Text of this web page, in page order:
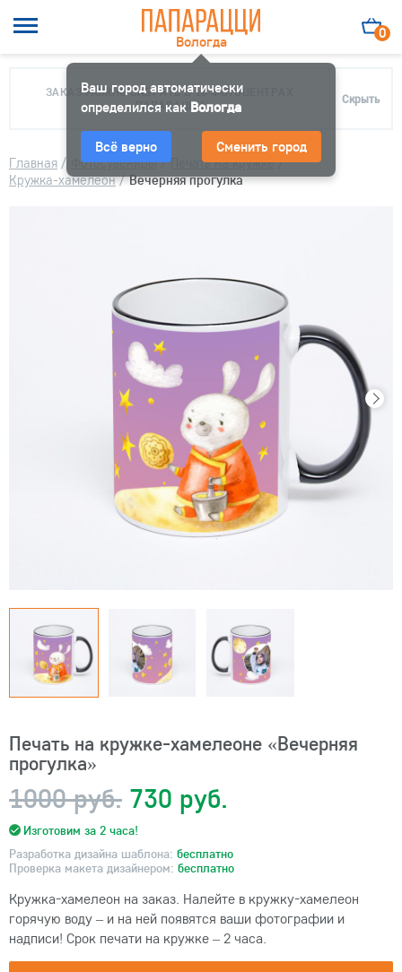
Вологда
Ваш город автоматически
определился как Вологда
Всё верно Сменить город
0
ЗАКАЗ МОЖНО ЗАБРАТЬ В 10 ФОТОЦЕНТРАХ
ПАПАРАЦЦИ
Скрыть
Главная / Фотосувениры/ Печать на кружке/
Кружка-хамелеон/ Вечерняя прогулка
Печать на кружке-хамелеоне «Вечерняя
прогулка»
1000 руб. 730 руб.
Изготовим за 2 часа!
Разработка дизайна шаблона: бесплатно
Проверка макета дизайнером: бесплатно
Кружка-хамелеон на заказ. Налейте в кружку-хамелеон
горячую воду – и на ней появятся ваши фотографии и
надписи! Срок печати на кружке – 2 часа.